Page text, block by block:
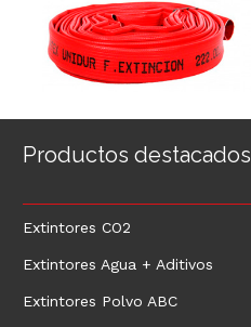
Productos destacados
Extintores CO2
Extintores Agua + Aditivos
Extintores Polvo ABC